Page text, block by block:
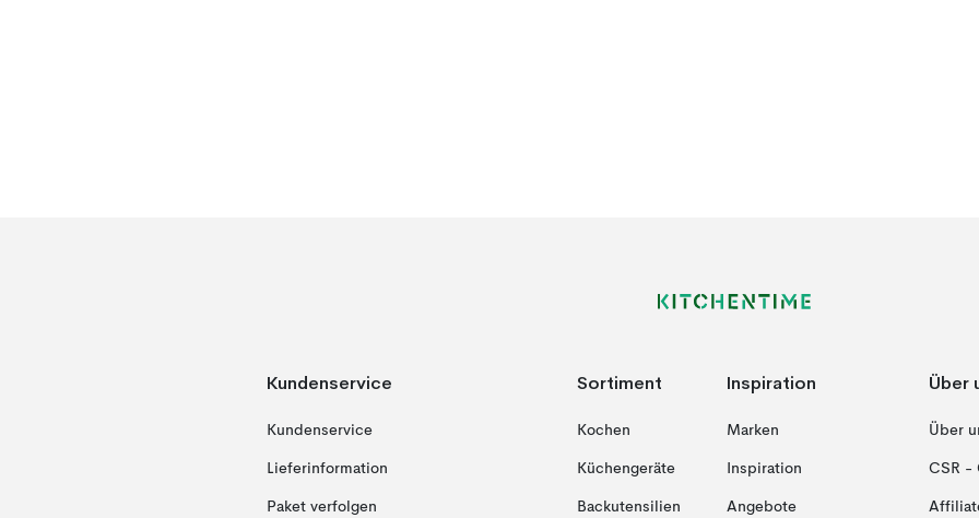
Kundenservice
Kundenservice
Lieferinformation
Paket verfolgen
Sortiment
Kochen
Küchengeräte
Backutensilien
Inspiration
Marken
Inspiration
Angebote
Über
Über
CSR -